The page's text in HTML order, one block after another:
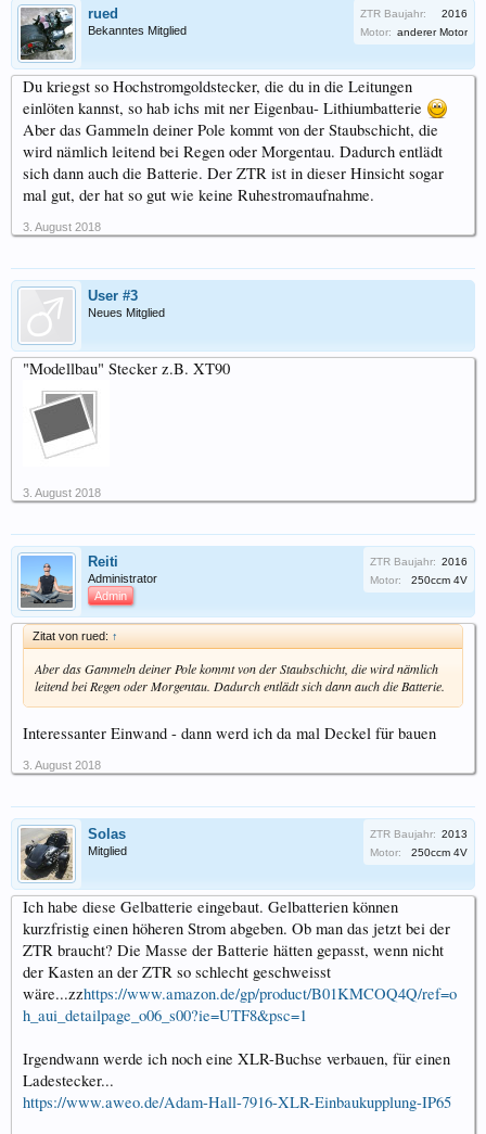
rued
Bekanntes Mitglied
ZTR Baujahr:
2016
Motor: anderer Motor
Du kriegst so Hochstromgoldstecker, die du in die Leitungen
einlöten kannst, so hab ichs mit ner Eigenbau- Lithiumbatterie
Aber das Gammeln deiner Pole kommt von der Staubschicht, die
wird nämlich leitend bei Regen oder Morgentau. Dadurch entlädt
sich dann auch die Batterie. Der ZTR ist in dieser Hinsicht sogar
mal gut, der hat so gut wie keine Ruhestromaufnahme.
3. August 2018
User #3
Neues Mitglied
"Modellbau" Stecker z.B. XT90
3. August 2018
Reiti
Administrator
Admin
ZTR Baujahr: 2016
Motor:
250ccm 4V
Zitat von rued: ↑
Aber das Gammeln deiner Pole kommt von der Staubschicht, die wird nämlich
leitend bei Regen oder Morgentau. Dadurch entlädt sich dann auch die Batterie.
Interessanter Einwand - dann werd ich da mal Deckel für bauen
3. August 2018
Solas
Mitglied
ZTR Baujahr: 2013
Motor:
250ccm 4V
Ich habe diese Gelbatterie eingebaut. Gelbatterien können
kurzfristig einen höheren Strom abgeben. Ob man das jetzt bei der
ZTR braucht? Die Masse der Batterie hätten gepasst, wenn nicht
der Kasten an der ZTR so schlecht geschweisst
wäre...zzhttps://www.amazon.de/gp/product/B01KMCOQ4Q/ref=o
h_aui_detailpage_o06_s00?ie=UTF8&psc=1
Irgendwann werde ich noch eine XLR-Buchse verbauen, für einen
Ladestecker...
https://www.aweo.de/Adam-Hall-7916-XLR-Einbaukupplung-IP65